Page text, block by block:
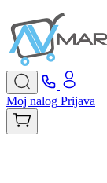
Moj nalog Prijava